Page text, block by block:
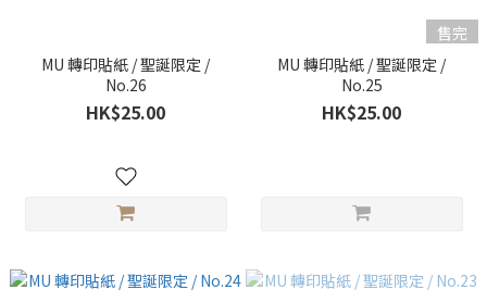
MU 轉印貼紙 / 聖誕限定 /
No.26
HK$25.00
售完
MU 轉印貼紙 / 聖誕限定 /
No.25
HK$25.00